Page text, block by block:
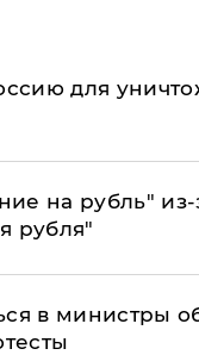
для
на рубль" из-
рубля"
в министры